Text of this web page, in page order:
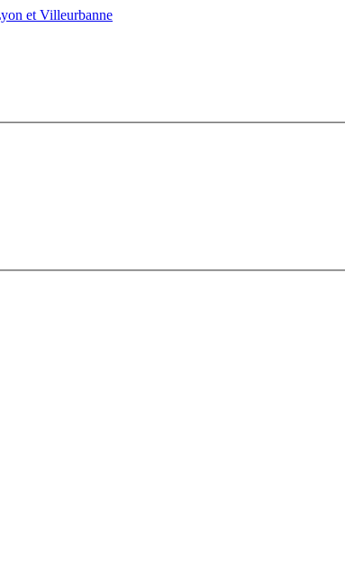
et Villeurbanne